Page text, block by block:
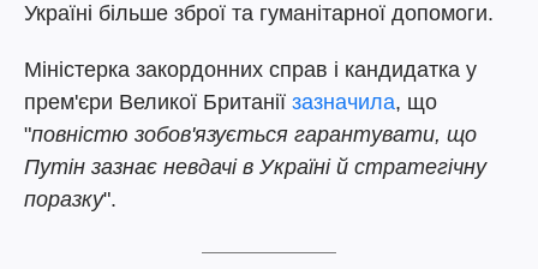
Україні більше зброї та гуманітарної допомоги.
Міністерка закордонних справ і кандидатка у
прем'єри Великої Британії зазначила, що
"повністю зобов'язується гарантувати, що
Путін зазнає невдачі в Україні й стратегічну
поразку".